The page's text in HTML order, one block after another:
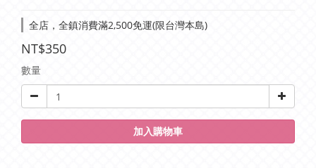
全店，全鎮消費滿2,500免運(限台灣本島)
NT$350
數量
加入購物車